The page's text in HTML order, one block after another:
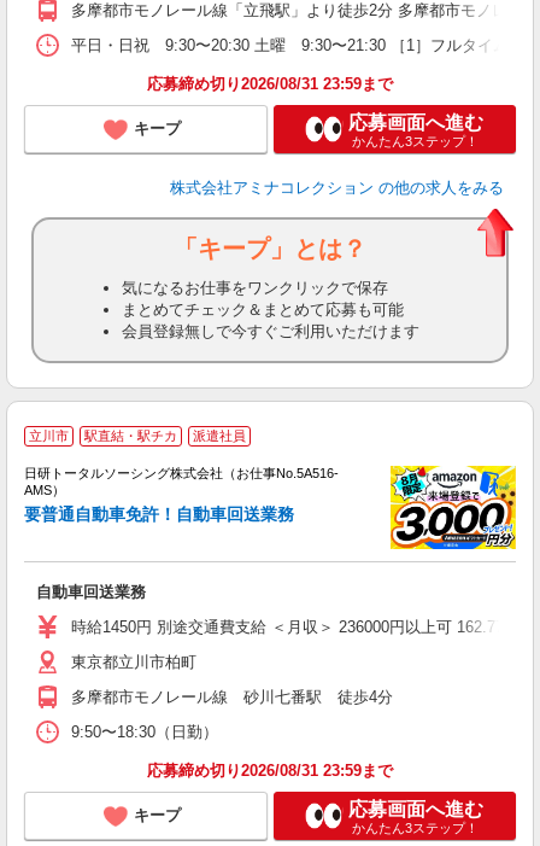
多摩都市モノレール線「立飛駅」より徒歩2分 多摩都市モノレー
平日・日祝 9:30〜20:30 土曜 9:30〜21:30 ［1］フルタイム 1
応募締め切り2026/08/31 23:59まで
キープ 応募画面へ進む
かんたん3ステップ！
株式会社アミナコレクション の他の求人をみる
「キープ」とは？
気になるお仕事をワンクリックで保存
まとめてチェック＆まとめて応募も可能
会員登録無しで今すぐご利用いただけます
立川市 駅直結・駅チカ 派遣社員
日研トータルソーシング株式会社（お仕事No.5A516-
AMS）
要普通自動車免許！自動車回送業務
自動車回送業務
時給1450円 別途交通費支給 ＜月収＞ 236000円以上可 162.77H
東京都立川市柏町
多摩都市モノレール線 砂川七番駅 徒歩4分
9:50〜18:30（日勤）
応募締め切り2026/08/31 23:59まで
キープ 応募画面へ進む
かんたん3ステップ！